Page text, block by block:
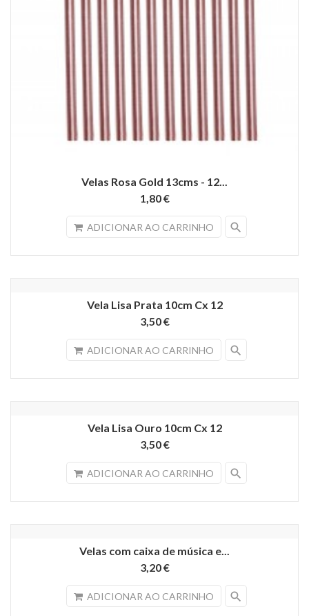
Velas Rosa Gold 13cms - 12...
1,80 €
ADICIONAR AO CARRINHO search
Vela Lisa Prata 10cm Cx 12
3,50 €
ADICIONAR AO CARRINHO search
Vela Lisa Ouro 10cm Cx 12
3,50 €
ADICIONAR AO CARRINHO search
Velas com caixa de música e...
3,20 €
ADICIONAR AO CARRINHO search